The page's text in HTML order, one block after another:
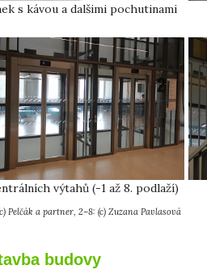
s kávou a dalšimi pochutinami
výtahů (-1 až 8. podlaží)
Pelčák a partner, 2–8: (c) Zuzana Pavlasová
budovy